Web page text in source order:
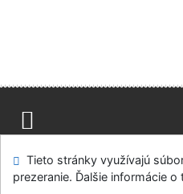
Modul OpenSearch
Napíšte
Tieto stránky využívajú
prezeranie. Ďalšie informácie o